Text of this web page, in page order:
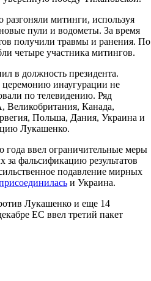
разгоняли митинги, используя
пули и водометы. За время
получили травмы и ранения. По
четыре участника митингов.
в должность президента.
инаугурации не
по телевидению. Ряд
Великобритания, Канада,
Польша, Дания, Украина и
Лукашенко.
года ввел ограничительные меры
за фальсификацию результатов
подавление мирных
и Украина.
Лукашенко и еще 14
ЕС ввел третий пакет